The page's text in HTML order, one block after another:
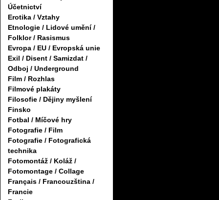
Účetnictví
Erotika / Vztahy
Etnologie / Lidové umění /
Folklor / Rasismus
Evropa / EU / Evropská unie
Exil / Disent / Samizdat /
Odboj / Underground
Film / Rozhlas
Filmové plakáty
Filosofie / Dějiny myšlení
Finsko
Fotbal / Míčové hry
Fotografie / Film
Fotografie / Fotografická
technika
Fotomontáž / Koláž /
Fotomontage / Collage
Français / Francouzština /
Francie